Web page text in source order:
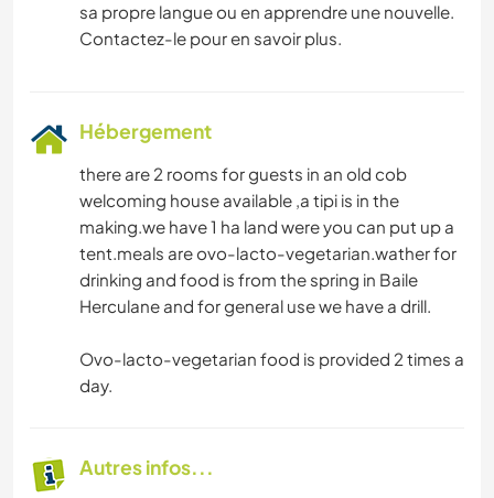
sa propre langue ou en apprendre une nouvelle.
Contactez-le pour en savoir plus.
Hébergement
there are 2 rooms for guests in an old cob
welcoming house available ,a tipi is in the
making.we have 1 ha land were you can put up a
tent.meals are ovo-lacto-vegetarian.wather for
drinking and food is from the spring in Baile
Herculane and for general use we have a drill.
Ovo-lacto-vegetarian food is provided 2 times a
day.
Autres infos...